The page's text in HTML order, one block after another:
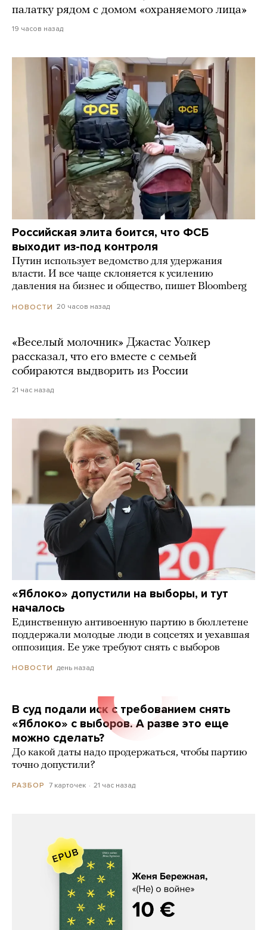
палатку рядом с домом «охраняемого лица»
19 часов назад
Российская элита боится, что ФСБ
выходит из-под контроля
Путин использует ведомство для удержания
власти. И все чаще склоняется к усилению
давления на бизнес и общество, пишет Bloomberg
НОВОСТИ 20 часов назад
«Веселый молочник» Джастас Уолкер
рассказал, что его вместе с семьей
собираются выдворить из России
21 час назад
«Яблоко» допустили на выборы, и тут
началось
Единственную антивоенную партию в бюллетене
поддержали молодые люди в соцсетях и уехавшая
оппозиция. Ее уже требуют снять с выборов
НОВОСТИ день назад
В суд подали иск с требованием снять
«Яблоко» с выборов. А разве это еще
можно сделать?
До какой даты надо продержаться, чтобы партию
точно допустили?
РАЗБОР 7 карточек 21 час назад